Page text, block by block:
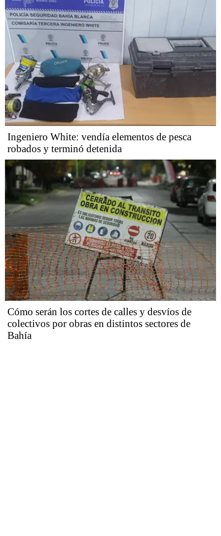
Ingeniero White: vendía elementos de pesca
robados y terminó detenida
Cómo serán los cortes de calles y desvíos de
colectivos por obras en distintos sectores de
Bahía